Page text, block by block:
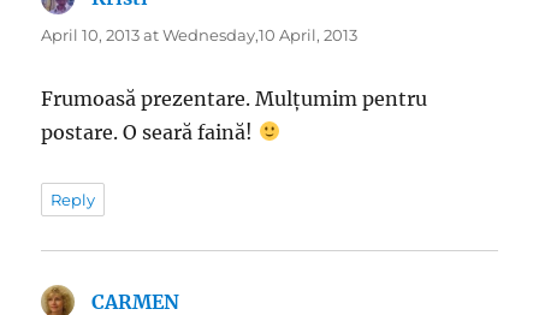
April 10, 2013 at Wednesday,10 April, 2013
Frumoasă prezentare. Mulțumim pentru
postare. O seară faină!
Reply
CARMEN